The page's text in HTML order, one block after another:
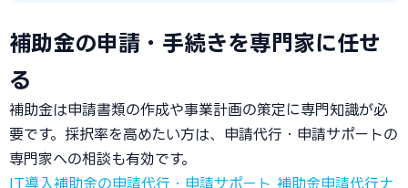
補助金の申請・手続きを専門家に任せ
る
補助金は申請書類の作成や事業計画の策定に専門知識が必
要です。採択率を高めたい方は、申請代行・申請サポートの
専門家への相談も有効です。
IT導入補助金の申請代行・申請サポート 補助金申請代行ナ